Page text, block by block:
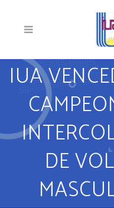
IUA
DE